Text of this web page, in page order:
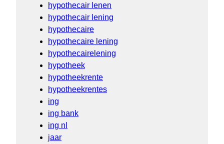
hypothecair lenen
hypothecair lening
hypothecaire
hypothecaire lening
hypothecairelening
hypotheek
hypotheekrente
hypotheekrentes
ing
ing bank
ing nl
jaar